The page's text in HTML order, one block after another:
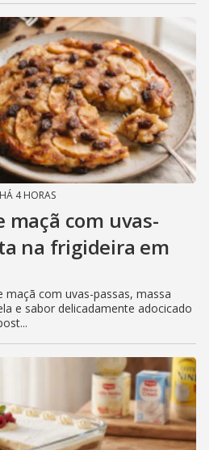
HÁ 4 HORAS
maçã com uvas-
na frigideira em
maçã com uvas-passas, massa
e sabor delicadamente adocicado